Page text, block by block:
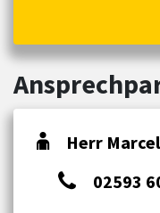
Herr
02593